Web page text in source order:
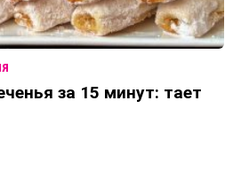
за 15 минут: тает